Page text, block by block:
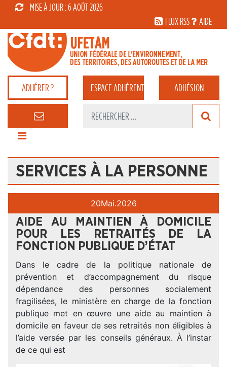
MISE À JOUR : 6 AOÛT 2026
FLUX RSS
AIDE
ADHÉRER ? ESPACEADHÉRENT ADHÉSION
SERVICES À LA PERSONNE
20Mai.2026
AIDE AU MAINTIEN À DOMICILE
POUR LES RETRAITÉS DE LA
FONCTION PUBLIQUE D’ÉTAT
Dans le cadre de la politique nationale de
prévention et d’accompagnement du risque
dépendance des personnes socialement
fragilisées, le ministère en charge de la fonction
publique met en œuvre une aide au maintien à
domicile en faveur de ses retraités non éligibles à
l’aide versée par les conseils généraux. À l’instar
de ce qui est